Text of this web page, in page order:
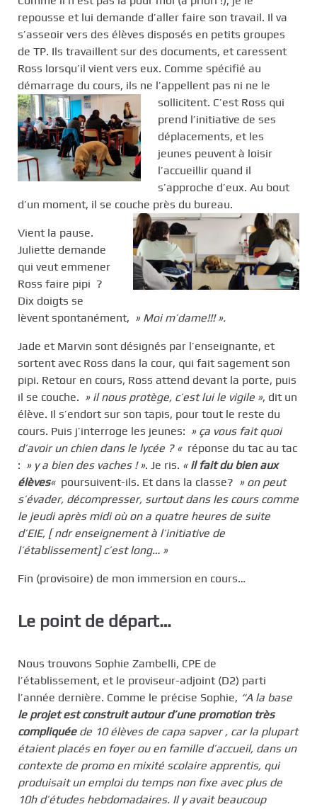
repousse et lui demande d’aller faire son travail. Il va
s’asseoir vers des élèves disposés en petits groupes
de TP. Ils travaillent sur des documents, et caressent
Ross lorsqu’il vient vers eux. Comme spécifié au
démarrage du cours, ils ne l’appellent pas ni ne le
sollicitent. C’est Ross qui
prend l’initiative de ses
déplacements, et les
jeunes peuvent à loisir
l’accueillir quand il
s’approche d’eux. Au bout
d’un moment, il se couche près du bureau.
Vient la pause.
Juliette demande
qui veut emmener
Ross faire pipi ?
Dix doigts se
lèvent spontanément, » Moi m’dame!!! ».
Jade et Marvin sont désignés par l’enseignante, et
sortent avec Ross dans la cour, qui fait sagement son
pipi. Retour en cours, Ross attend devant la porte, puis
il se couche. » il nous protège, c’est lui le vigile », dit un
élève. Il s’endort sur son tapis, pour tout le reste du
cours. Puis j’interroge les jeunes: » ça vous fait quoi
d’avoir un chien dans le lycée ? « réponse du tac au tac
: » y a bien des vaches ! ». Je ris. « il fait du bien aux
élèves« poursuivent-ils. Et dans la classe? » on peut
s’évader, décompresser, surtout dans les cours comme
le jeudi après midi où on a quatre heures de suite
d’EIE, [ ndr enseignement à l’initiative de
l’établissement] c’est long… »
Fin (provisoire) de mon immersion en cours…
Le point de départ…
Nous trouvons Sophie Zambelli, CPE de
l’établissement, et le proviseur-adjoint (D2) parti
l’année dernière. Comme le précise Sophie, “A la base
le projet est construit autour d’une promotion très
compliquéede 10 élèves de capa sapver , car la plupart
étaient placés en foyer ou en famille d’accueil, dans un
contexte de promo en mixité scolaire apprentis, qui
produisait un emploi du temps non fixe avec plus de
10h d’études hebdomadaires. Il y avait beaucoup